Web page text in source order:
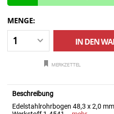
MENGE:
IN DEN
MERKZETTEL
Beschreibung
Edelstahlrohrbogen 48,3 x 2,0